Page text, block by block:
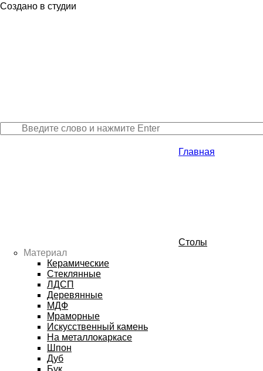
Создано в студии
Главная
Столы
Материал
Керамические
Стеклянные
ЛДСП
Деревянные
МДФ
Мраморные
Искусственный камень
На металлокаркасе
Шпон
Дуб
Бук